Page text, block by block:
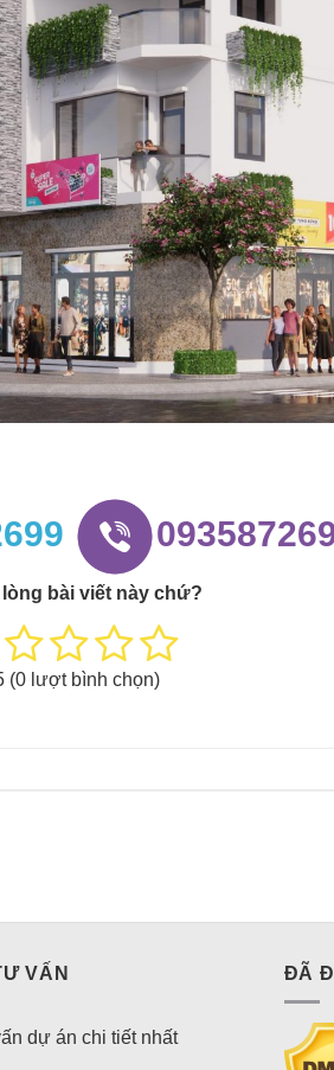
lòng bài viết này chứ?
(0lượt bình chọn)
VẤN
dự án chi tiết nhất
ĐÃ